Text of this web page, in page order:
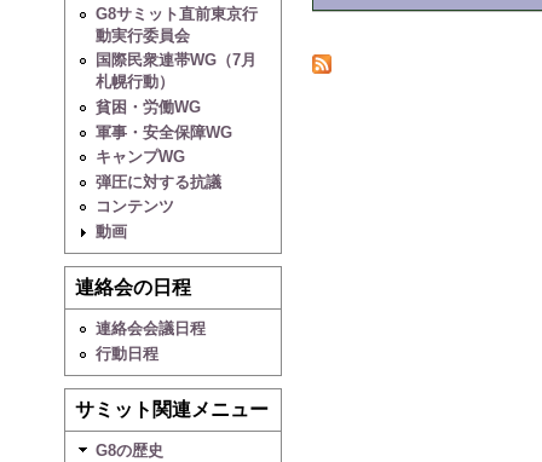
G8サミット直前東京行
動実行委員会
国際民衆連帯WG（7月
札幌行動）
貧困・労働WG
軍事・安全保障WG
キャンプWG
弾圧に対する抗議
コンテンツ
動画
連絡会の日程
連絡会会議日程
行動日程
サミット関連メニュー
G8の歴史